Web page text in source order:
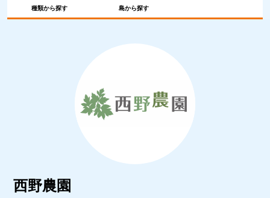
種類から探す 島から探す
西野農園